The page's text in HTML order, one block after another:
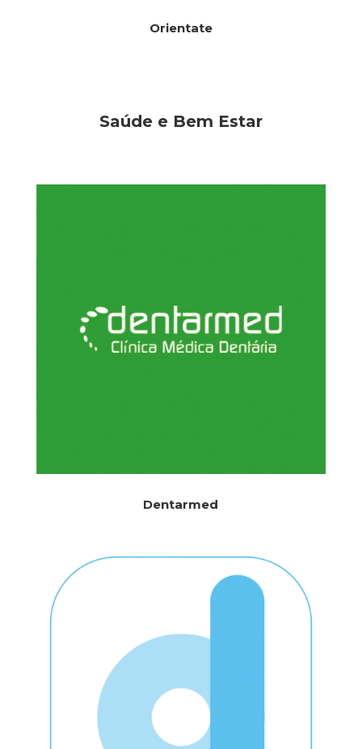
Orientate
Saúde e Bem Estar
Dentarmed